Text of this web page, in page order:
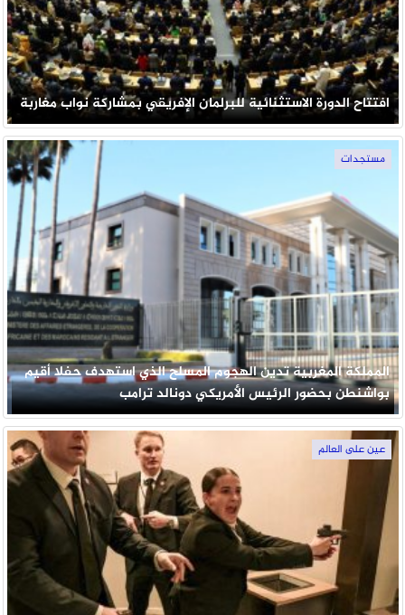
افتتاح الدورة الاستثنائية للبرلمان الإفريقي بمشاركة نواب مغاربة
مستجدات
المملكة المغربية تدين الهجوم المسلح الذي استهدف حفلا أقيم
بواشنطن بحضور الرئيس الأمريكي دونالد ترامب
عين على العالم